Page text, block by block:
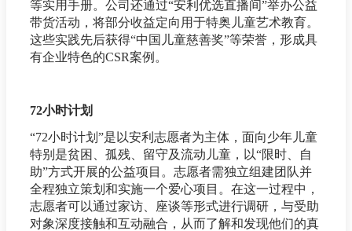
等实用手册。公司还通过“安利优选直播间”举办公益
带货活动，将部分收益定向用于特奥儿童艺术教育。
这些实践先后获得“中国儿童慈善奖”等荣誉，形成具
有企业特色的CSR案例。
72小时计划
“72小时计划”是以安利志愿者为主体，面向少年儿童
特别是贫困、孤残、留守及流动儿童，以“限时、自
助”方式开展的公益项目。志愿者需独立组建团队并
全程独立策划和实施一个爱心项目。在这一过程中，
志愿者可以通过家访、座谈等形式进行调研，与受助
对象深度接触和互动融合，从而了解和发现他们的真